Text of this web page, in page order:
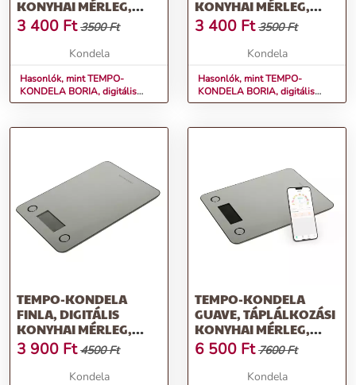
KONYHAI MÉRLEG,
ROSE GOLD
3 400 Ft 3500 Ft
Kondela
Hasonlók, mint TEMPO-
KONDELA BORIA, digitális
konyhai mérleg, rose gold
KONYHAI MÉRLEG,
FEKETE
3 400 Ft 3500 Ft
Kondela
Hasonlók, mint TEMPO-
KONDELA BORIA, digitális
konyhai mérleg, fekete
TEMPO-KONDELA
FINLA, DIGITÁLIS
KONYHAI MÉRLEG,
EZÜST, ROZSDAMENTES
ACÉL
3 900 Ft 4500 Ft
Kondela
TEMPO-KONDELA
GUAVE, TÁPLÁLKOZÁSI
KONYHAI MÉRLEG,
ROZSDAMENTES ACÉL
6 500 Ft 7600 Ft
Kondela